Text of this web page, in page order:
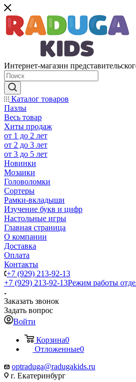
Интернет-магазин
Каталог товаров
Пазлы
Весь товар
Хиты продаж
от 1 до 2 лет
от 2 до 3 лет
от 3 до 5 лет
Новинки
Мозаики
Головоломки
Сортеры
Рамки-вкладыши
Изучение букв и цифр
Настольные игры
Главная страница
О компании
Доставка
Оплата
Контакты
+7 (929) 213-92-13
+7 (929) 213-92-13Режим работы
Заказать звонок
Задать вопрос
Войти
Корзина0
Отложенные0
optraduga@radugakids.ru
г. Екатеринбург